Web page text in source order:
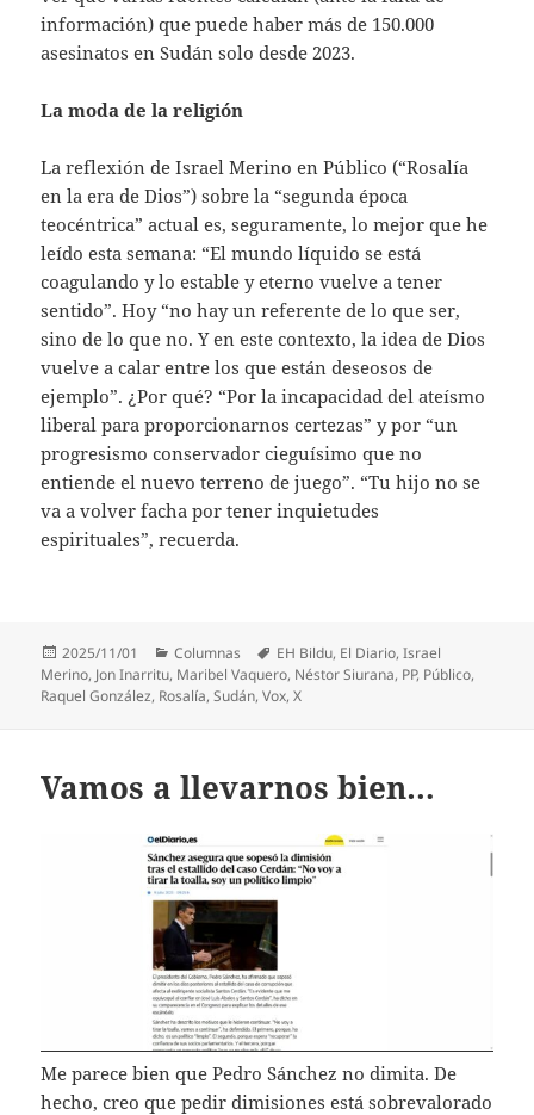
información) que puede haber más de 150.000
asesinatos en Sudán solo desde 2023.
La moda de la religión
La reflexión de Israel Merino en Público (“Rosalía
en la era de Dios”) sobre la “segunda época
teocéntrica” actual es, seguramente, lo mejor que he
leído esta semana: “El mundo líquido se está
coagulando y lo estable y eterno vuelve a tener
sentido”. Hoy “no hay un referente de lo que ser,
sino de lo que no. Y en este contexto, la idea de Dios
vuelve a calar entre los que están deseosos de
ejemplo”. ¿Por qué? “Por la incapacidad del ateísmo
liberal para proporcionarnos certezas” y por “un
progresismo conservador cieguísimo que no
entiende el nuevo terreno de juego”. “Tu hijo no se
va a volver facha por tener inquietudes
espirituales”, recuerda.
Publicado
el
2025/11/01 Categorías
Columnas Etiquetas
EH Bildu, El Diario,Israel
Merino, Jon Inarritu, Maribel Vaquero, Néstor Siurana, PP, Público,
Raquel González, Rosalía,Sudán,Vox,X
Vamos a llevarnos bien…
Me parece bien que Pedro Sánchez no dimita. De
hecho, creo que pedir dimisiones está sobrevalorado